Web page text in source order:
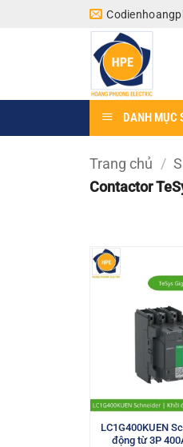
DANH MỤC
Trang chủ /
Contactor
LC1G400KUEN
động từ 3P